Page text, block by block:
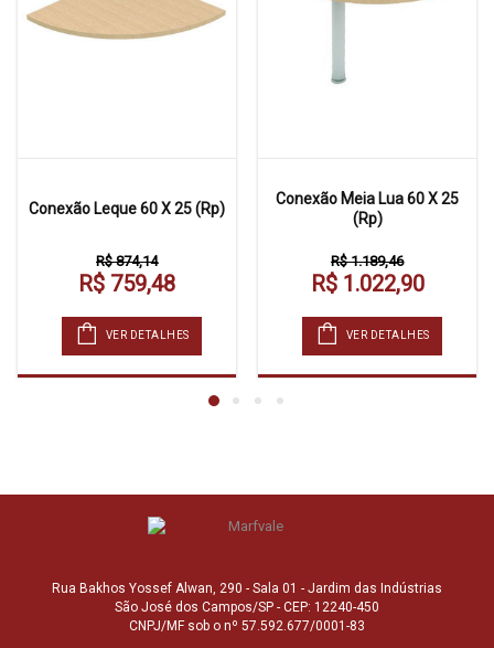
Conexão Leque 60 X 25 (Rp)
R$ 874,14
R$ 759,48
VER DETALHES
Conexão Meia Lua 60 X 25
(Rp)
R$ 1.189,46
R$ 1.022,90
VER DETALHES
Rua Bakhos Yossef Alwan, 290 - Sala 01 - Jardim das Indústrias
São José dos Campos/SP - CEP: 12240-450
CNPJ/MF sob o nº 57.592.677/0001-83